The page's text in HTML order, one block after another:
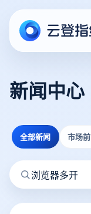
新闻中心
全部新闻 市场